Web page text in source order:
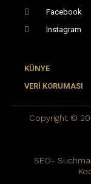
Facebook
Instagram
KÜNYE
VERİ KORUMASI
Copyright ©
SEO-